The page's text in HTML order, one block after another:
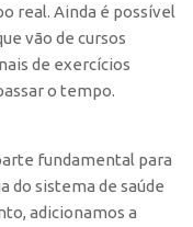
real. Ainda é possível
vão de cursos
de exercícios
o tempo.
fundamental para
do sistema de saúde
adicionamos a